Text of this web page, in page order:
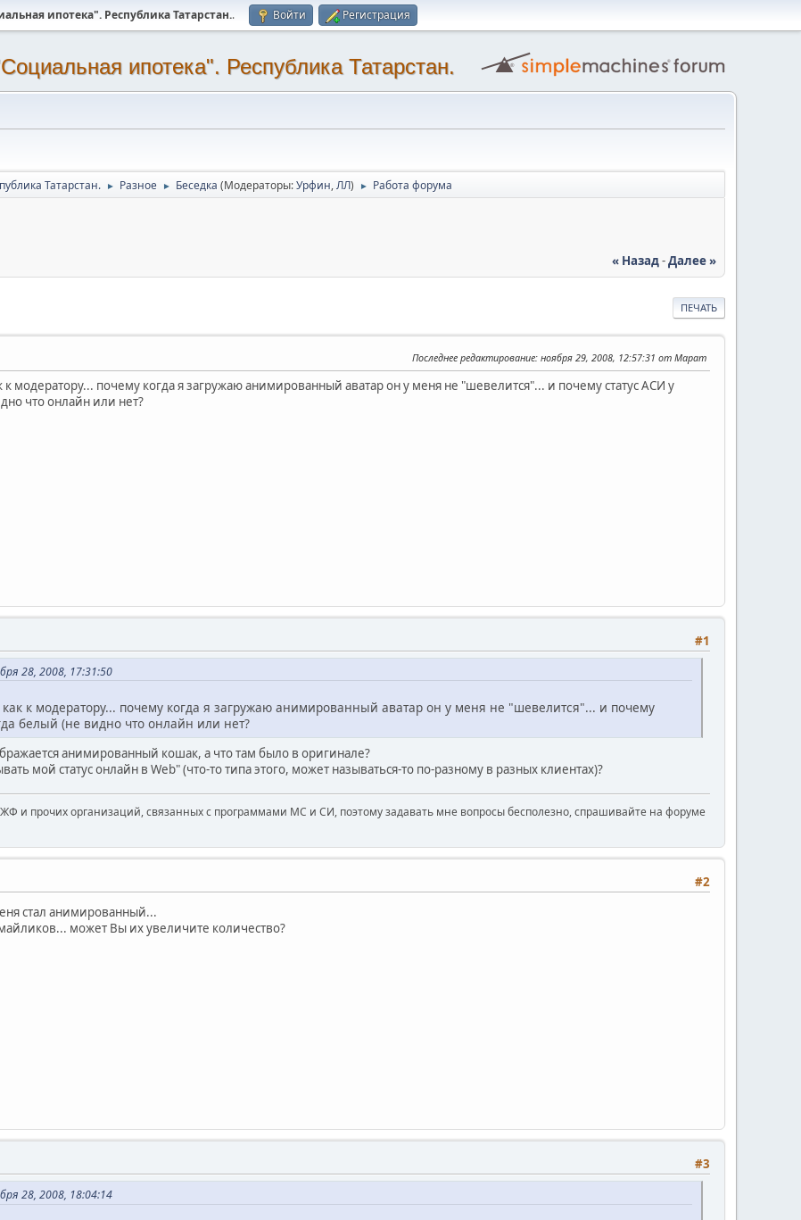
ипотека". Республика Татарстан.. Войти Регистрация
ипотека". Республика Татарстан.
Татарстан. ► Разное ► Беседка (Модераторы:Урфин,ЛЛ) ► Работа форума
« Назад-Далее »
ПЕЧАТЬ
Последнее редактирование: ноября 29, 2008, 12:57:31 от Марат
к модератору... почему когда я загружаю анимированный аватар он у меня не "шевелится"... и почему статус АСИ у
что онлайн или нет?
#1
28, 2008, 17:31:50
к модератору... почему когда я загружаю анимированный аватар он у меня не "шевелится"... и почему
белый (не видно что онлайн или нет?
анимированный кошак, а что там было в оригинале?
мой статус онлайн в Web" (что-то типа этого, может называться-то по-разному в разных клиентах)?
и прочих организаций, связанных с программами МС и СИ, поэтому задавать мне вопросы бесполезно, спрашивайте на форуме
#2
стал анимированный...
может Вы их увеличите количество?
#3
28, 2008, 18:04:14